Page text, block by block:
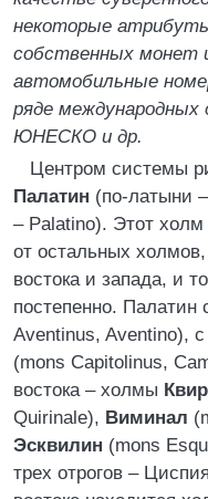
некоторые
собственных монет
автомобильные
ряде международных
ЮНЕСКО и др.
Центром системы
Палатин (по-латыни
– Palatino). Этот
от остальных
востока и запада, и
постепенно. Палатин
Aventinus, Aventino),
(mons Capitolinus,
востока – холмы
Quirinale), Виминал
Эсквилин (mons
трех отрогов –